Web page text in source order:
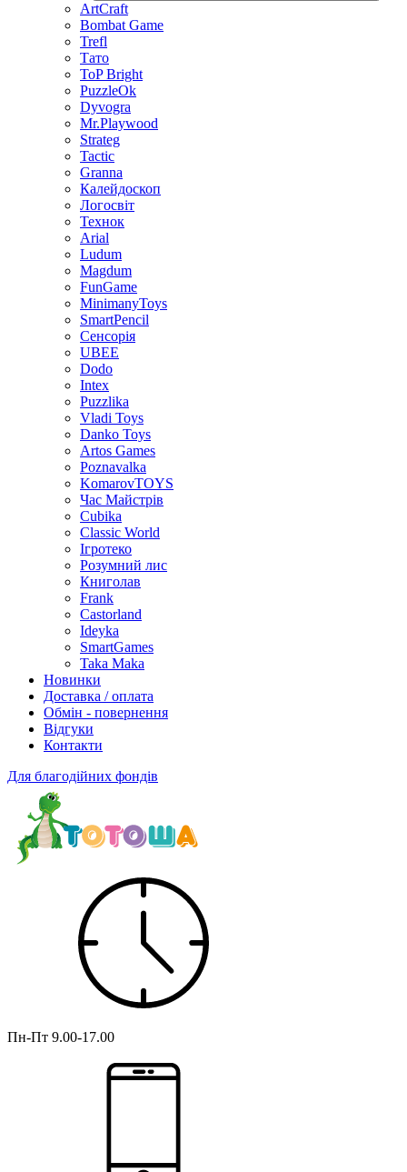
ArtCraft
Bombat Game
Trefl
Тато
ToP Bright
PuzzleOk
Dyvogra
Mr.Playwood
Strateg
Tactic
Granna
Калейдоскоп
Логосвіт
Технок
Arial
Ludum
Magdum
FunGame
MinimanyToys
SmartPencil
Сенсорія
UBEE
Dodo
Intex
Puzzlika
Vladi Toys
Danko Toys
Artos Games
Poznavalka
KomarovTOYS
Час Майстрів
Cubika
Classic World
Ігротеко
Розумний лис
Книголав
Frank
Castorland
Ideyka
SmartGames
Taka Maka
Новинки
Доставка / оплата
Обмін - повернення
Відгуки
Контакти
Для благодійних фондів
Пн-Пт 9.00-17.00